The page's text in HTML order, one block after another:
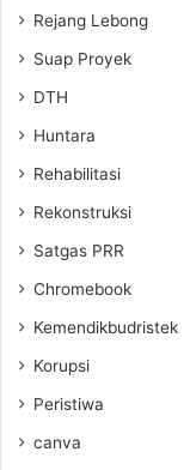
Rejang Lebong
Suap Proyek
DTH
Huntara
Rehabilitasi
Rekonstruksi
Satgas PRR
Chromebook
Kemendikbudristek
Korupsi
Peristiwa
canva